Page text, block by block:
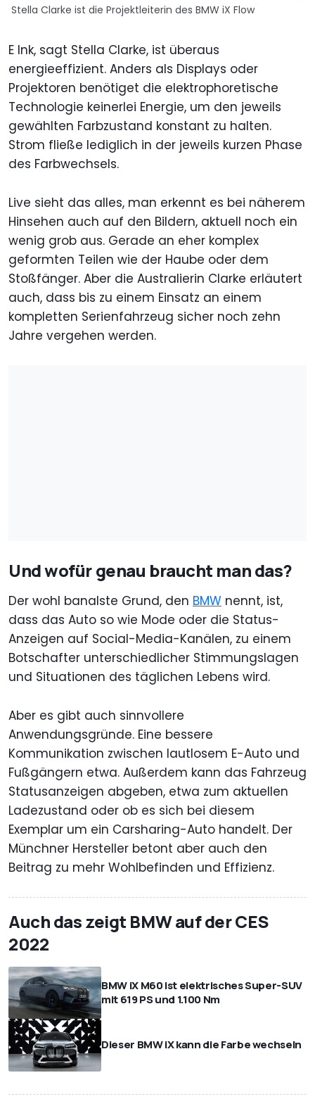
Stella Clarke ist die Projektleiterin des BMW iX Flow
E Ink, sagt Stella Clarke, ist überaus
energieeffizient. Anders als Displays oder
Projektoren benötiget die elektrophoretische
Technologie keinerlei Energie, um den jeweils
gewählten Farbzustand konstant zu halten.
Strom fließe lediglich in der jeweils kurzen Phase
des Farbwechsels.
Live sieht das alles, man erkennt es bei näherem
Hinsehen auch auf den Bildern, aktuell noch ein
wenig grob aus. Gerade an eher komplex
geformten Teilen wie der Haube oder dem
Stoßfänger. Aber die Australierin Clarke erläutert
auch, dass bis zu einem Einsatz an einem
kompletten Serienfahrzeug sicher noch zehn
Jahre vergehen werden.
Und wofür genau braucht man das?
Der wohl banalste Grund, den BMW nennt, ist,
dass das Auto so wie Mode oder die Status-
Anzeigen auf Social-Media-Kanälen, zu einem
Botschafter unterschiedlicher Stimmungslagen
und Situationen des täglichen Lebens wird.
Aber es gibt auch sinnvollere
Anwendungsgründe. Eine bessere
Kommunikation zwischen lautlosem E-Auto und
Fußgängern etwa. Außerdem kann das Fahrzeug
Statusanzeigen abgeben, etwa zum aktuellen
Ladezustand oder ob es sich bei diesem
Exemplar um ein Carsharing-Auto handelt. Der
Münchner Hersteller betont aber auch den
Beitrag zu mehr Wohlbefinden und Effizienz.
Auch das zeigt BMW auf der CES
2022
BMW iX M60 ist elektrisches Super-SUV
mit 619 PS und 1.100 Nm
Dieser BMW iX kann die Farbe wechseln